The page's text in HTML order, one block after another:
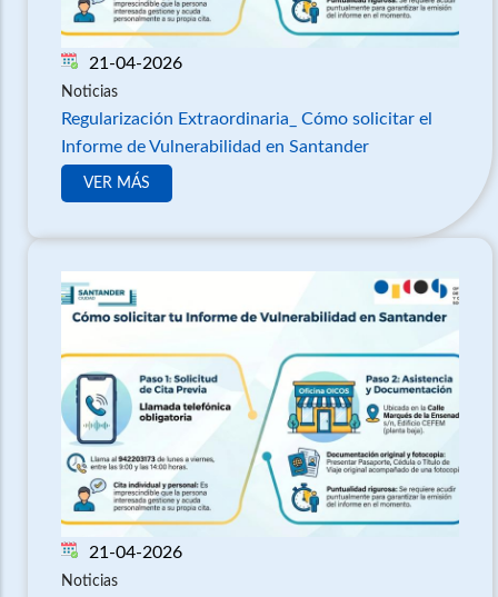
21-04-2026
Noticias
Regularización Extraordinaria_ Cómo solicitar el
Informe de Vulnerabilidad en Santander
VER MÁS
21-04-2026
Noticias